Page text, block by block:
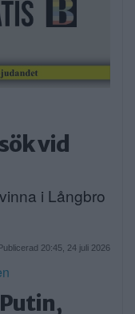
vid
i Långbro
20:45, 24 juli 2026